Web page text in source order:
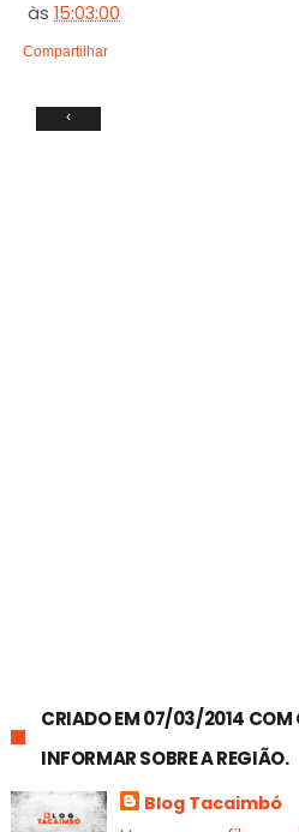
às15:03:00
Compartilhar
‹
CRIADO EM 07/03/2014 COM
INFORMAR SOBRE A REGIÃO.
Blog Tacaimbó